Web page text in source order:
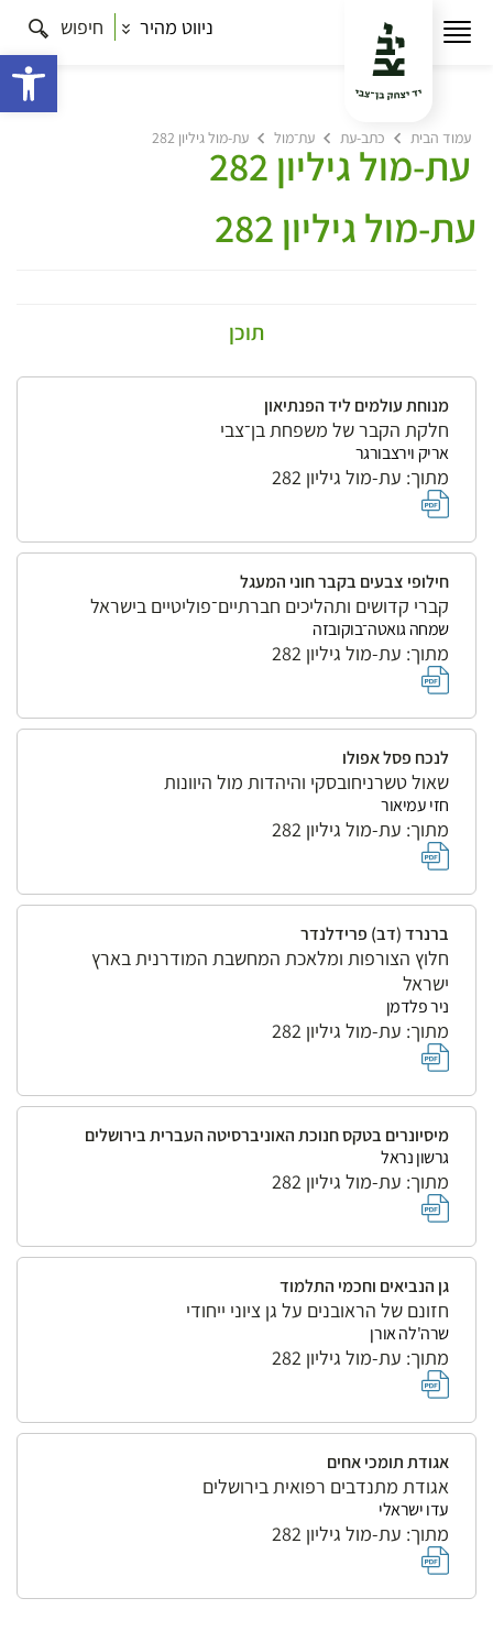
ניווט מהיר חיפוש
עמוד הבית כתב-עת עת־מול עת-מול גיליון 282
עת-מול גיליון 282
עת-מול גיליון 282
תוכן
מנוחת עולמים ליד הפנתיאון
חלקת הקבר של משפחת בן־צבי
אריק וירצבורגר
מתוך: עת-מול גיליון 282
חילופי צבעים בקבר חוני המעגל
קברי קדושים ותהליכים חברתיים־פוליטיים בישראל
שמחה גואטה־בוקובזה
מתוך: עת-מול גיליון 282
לנכח פסל אפולו
שאול טשרניחובסקי והיהדות מול היוונות
חזי עמיאור
מתוך: עת-מול גיליון 282
ברנרד (דב) פרידלנדר
חלוץ הצורפות ומלאכת המחשבת המודרנית בארץ
ישראל
ניר פלדמן
מתוך: עת-מול גיליון 282
מיסיונרים בטקס חנוכת האוניברסיטה העברית בירושלים
גרשון נראל
מתוך: עת-מול גיליון 282
גן הנביאים וחכמי התלמוד
חזונם של הראובנים על גן ציוני ייחודי
שרה'לה אורן
מתוך: עת-מול גיליון 282
אגודת תומכי אחים
אגודת מתנדבים רפואית בירושלים
עדו ישראלי
מתוך: עת-מול גיליון 282